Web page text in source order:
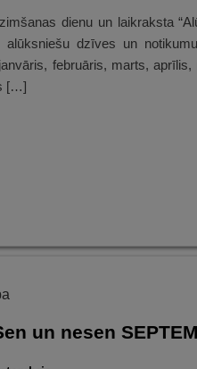
dienu un laikraksta
alūksniešu dzīves un
februāris, marts,
[…]
un nesen